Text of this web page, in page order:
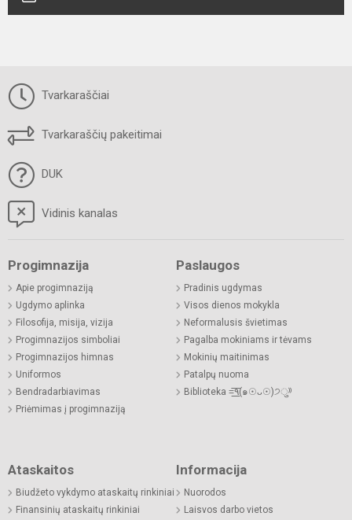
Tvarkaraščiai
Tvarkaraščių pakeitimai
DUK
Vidinis kanalas
Progimnazija
Apie progimnaziją
Ugdymo aplinka
Filosofija, misija, vizija
Progimnazijos simboliai
Progimnazijos himnas
Uniformos
Bendradarbiavimas
Priėmimas į progimnaziją
Paslaugos
Pradinis ugdymas
Visos dienos mokykla
Neformalusis švietimas
Pagalba mokiniams ir tėvams
Mokinių maitinimas
Patalpų nuoma
Biblioteka =͟͟͞͞٩(๑☉ᴗ☉)੭ु⁾⁾
Ataskaitos
Biudžeto vykdymo ataskaitų rinkiniai
Finansinių ataskaitų rinkiniai
Informacija
Nuorodos
Laisvos darbo vietos